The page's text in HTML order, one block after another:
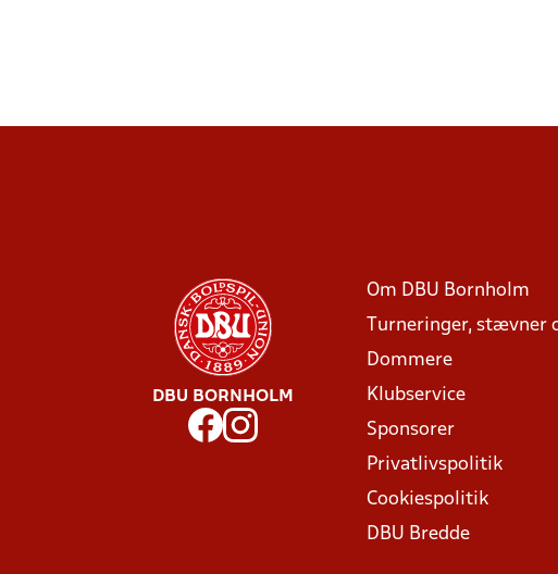
DBU BORNHOLM
Om DBU Bornholm
Turneringer, stævner
Dommere
Klubservice
Sponsorer
Privatlivspolitik
Cookiespolitik
DBU Bredde